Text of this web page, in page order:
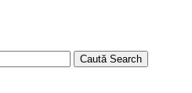
Caută Search